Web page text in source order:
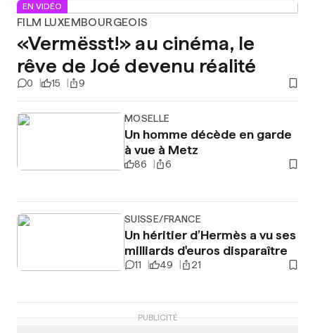
EN VIDÉO
FILM LUXEMBOURGEOIS
«Vermësst!» au cinéma, le
rêve de Joé devenu réalité
0 15 9
MOSELLE
Un homme décède en garde
à vue à Metz
86 6
SUISSE/FRANCE
Un héritier d’Hermès a vu ses
milliards d'euros disparaître
11 49 21
PUBLICITÉ